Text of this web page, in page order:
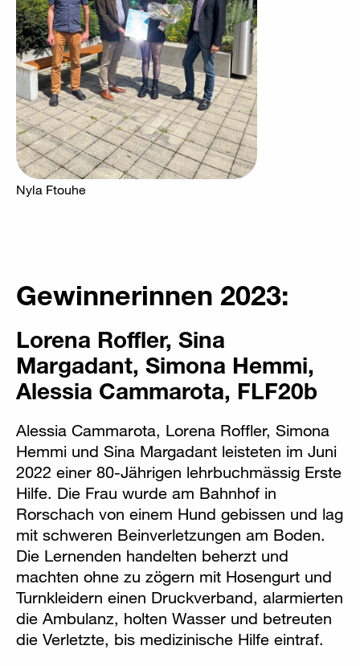
Nyla Ftouhe
Gewinnerinnen 2023:
Lorena Roffler, Sina
Margadant, Simona Hemmi,
Alessia Cammarota, FLF20b
Alessia Cammarota, Lorena Roffler, Simona
Hemmi und Sina Margadant leisteten im Juni
2022 einer 80-Jährigen lehrbuchmässig Erste
Hilfe. Die Frau wurde am Bahnhof in
Rorschach von einem Hund gebissen und lag
mit schweren Beinverletzungen am Boden.
Die Lernenden handelten beherzt und
machten ohne zu zögern mit Hosengurt und
Turnkleidern einen Druckverband, alarmierten
die Ambulanz, holten Wasser und betreuten
die Verletzte, bis medizinische Hilfe eintraf.